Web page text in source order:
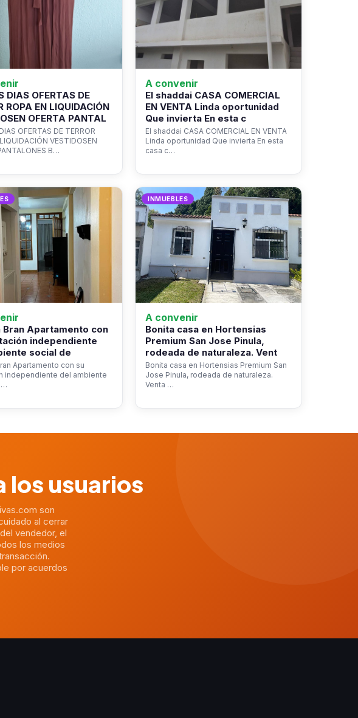
DIAS OFERTAS DE
ROPA EN LIQUIDACIÓN
OFERTA PANTAL
OFERTAS DE TERROR
VESTIDOSEN
B…
A convenir
El shaddai CASA COMERCIAL
EN VENTA Linda oportunidad
Que invierta En esta c
El shaddai CASA COMERCIAL EN VENTA
Linda oportunidad Que invierta En esta
casa c…
Bran Apartamento con
independiente
social de
Apartamento con su
independiente del ambiente
INMUEBLES
A convenir
Bonita casa en Hortensias
Premium San Jose Pinula,
rodeada de naturaleza. Vent
Bonita casa en Hortensias Premium San
Jose Pinula, rodeada de naturaleza.
Venta …
los usuarios
son
al cerrar
vendedor, el
los medios
por acuerdos